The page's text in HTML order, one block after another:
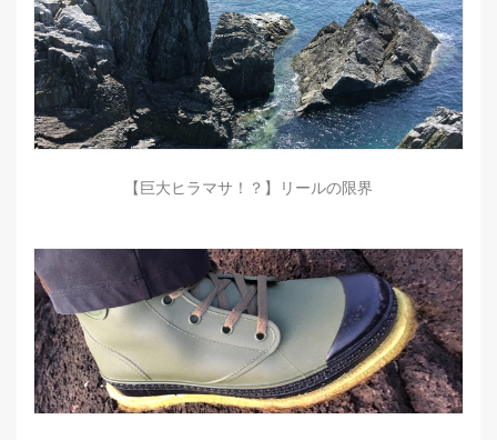
【巨大ヒラマサ！？】リールの限界